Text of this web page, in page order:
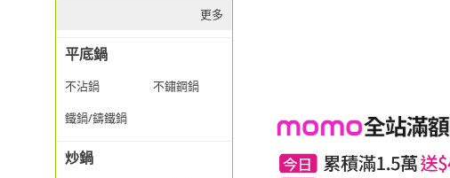
更多
平底鍋
不沾鍋
不鏽鋼鍋
鐵鍋/鑄鐵鍋
炒鍋